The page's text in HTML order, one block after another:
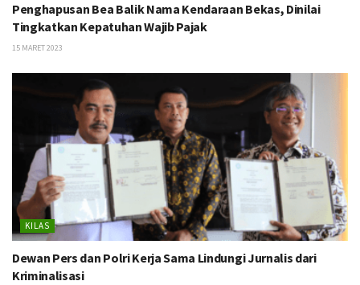
Penghapusan Bea Balik Nama Kendaraan Bekas, Dinilai
Tingkatkan Kepatuhan Wajib Pajak
15 MARET 2023
KILAS
Dewan Pers dan Polri Kerja Sama Lindungi Jurnalis dari
Kriminalisasi